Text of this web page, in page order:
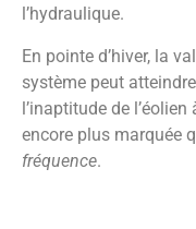
l’hydraulique.
En pointe d’hiver, la
système peut
l’inaptitude de
encore plus marquée
fréquence.